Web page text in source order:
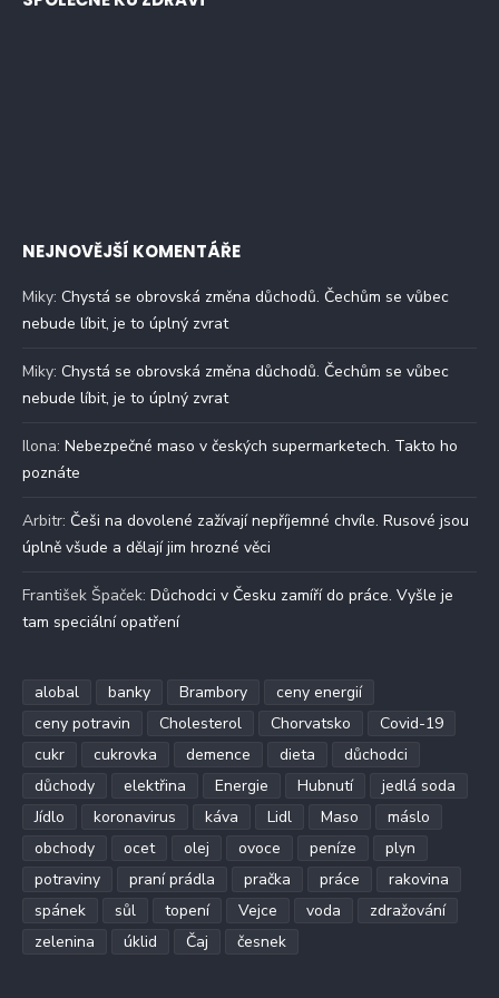
NEJNOVĚJŠÍ KOMENTÁŘE
Miky: Chystá se obrovská změna důchodů. Čechům se vůbec
nebude líbit, je to úplný zvrat
Miky: Chystá se obrovská změna důchodů. Čechům se vůbec
nebude líbit, je to úplný zvrat
Ilona: Nebezpečné maso v českých supermarketech. Takto ho
poznáte
Arbitr: Češi na dovolené zažívají nepříjemné chvíle. Rusové jsou
úplně všude a dělají jim hrozné věci
František Špaček: Důchodci v Česku zamíří do práce. Vyšle je
tam speciální opatření
alobal banky Brambory
ceny energií
ceny potravin
Cholesterol Chorvatsko
Covid-19
cukr
cukrovka demence dieta
důchodci
důchody
elektřina Energie Hubnutí
jedlá soda
Jídlo
koronavirus káva Lidl Maso
máslo
obchody
ocet olej ovoce peníze
plyn
potraviny
praní prádla pračka práce
rakovina
spánek
sůl topení Vejce voda
zdražování
zelenina
úklid Čaj česnek